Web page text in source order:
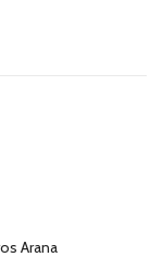
Arana